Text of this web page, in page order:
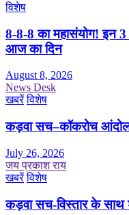
विशेष
8-8-8 का महासंयोग! इन 3
आज का दिन
August 8, 2026
News Desk
खबरें विशेष
कड़वा सच–कॉकरोच
July 26, 2026
जय प्रकाश राय
खबरें विशेष
कड़वा सच-विस्तार के साथ